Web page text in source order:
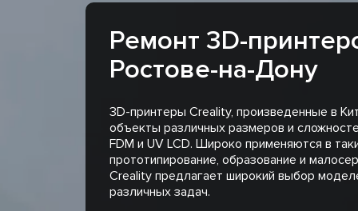
Ремонт 3D-
Ростове-на-Дону
3D-принтеры Creality, произведенные в
объекты различных размеров и
FDM и UV LCD. Широко применяются в
прототипирование, образование и
Creality предлагает широкий выбор
различных задач.